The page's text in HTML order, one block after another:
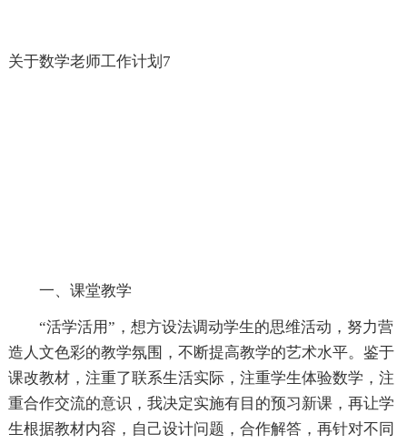
关于数学老师工作计划7
一、课堂教学
“活学活用”，想方设法调动学生的思维活动，努力营
造人文色彩的教学氛围，不断提高教学的艺术水平。鉴于
课改教材，注重了联系生活实际，注重学生体验数学，注
重合作交流的意识，我决定实施有目的预习新课，再让学
生根据教材内容，自己设计问题，合作解答，再针对不同